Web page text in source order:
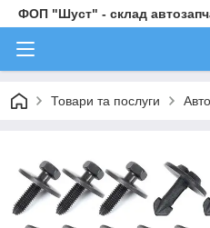
ФОП "Шуст" - склад
Товари та послуги